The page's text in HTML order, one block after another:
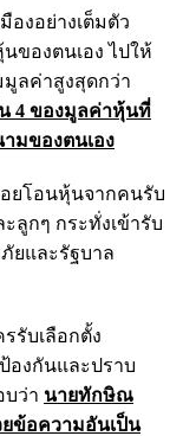
องอย่างเต็มตัว
องตนเอง ไปให้
มูลค่าสูงสุดกว่า
4 ของมูลค่าหุ้นที่
มของตนเอง
อยโอนหุ้นจากคนรับ
ลูกๆ กระทั่งเข้ารับ
ยและรัฐบาล
รับเลือกตั้ง
องกันและปราบ
บว่า นายทักษิณ
ข้อความอันเป็น